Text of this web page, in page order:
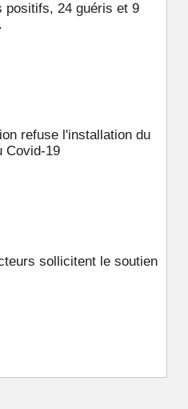
positifs, 24 guéris et 9
refuse l'installation du
Covid-19
sollicitent le soutien